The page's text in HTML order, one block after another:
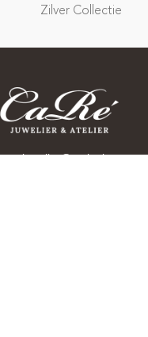
Zilver Collectie
carejuwelier@outlook.com